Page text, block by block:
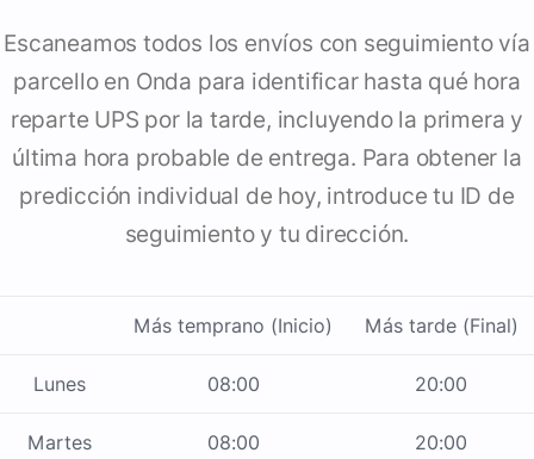
Escaneamos todos los envíos con seguimiento vía
parcello en Onda para identificar hasta qué hora
reparte UPS por la tarde, incluyendo la primera y
última hora probable de entrega. Para obtener la
predicción individual de hoy, introduce tu ID de
seguimiento y tu dirección.
Más temprano (Inicio) Más tarde (Final)
Lunes 08:00 20:00
Martes 08:00 20:00